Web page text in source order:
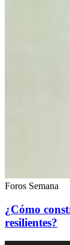
Foros Semana
¿Cómo
resilientes?